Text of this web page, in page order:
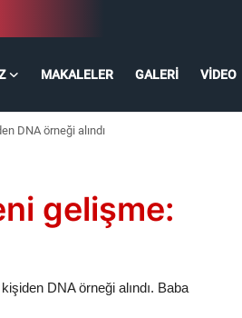
MAKALELER GALERI VIDEO
DNA örneği alındı
gelişme:
DNA örneği alındı. Baba